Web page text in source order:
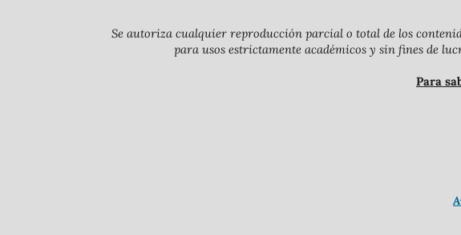
Se autoriza cualquier reproducción parcial o total de los
para usos estrictamente académicos y sin fines de
Para